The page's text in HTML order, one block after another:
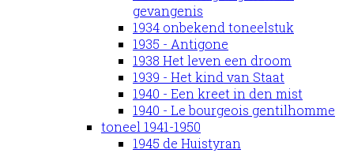
gevangenis
1934 onbekend toneelstuk
1935 - Antigone
1938 Het leven een droom
1939 - Het kind van Staat
1940 - Een kreet in den mist
1940 - Le bourgeois gentilhomme
toneel 1941-1950
1945 de Huistyran